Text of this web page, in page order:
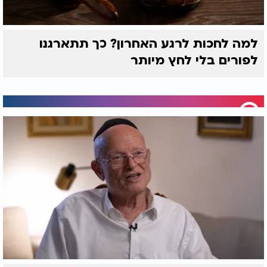
למה לחכות לרגע האחרון? כך תתארגנו
לפורים בלי לחץ מיותר